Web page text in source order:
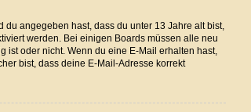
du angegeben hast, dass du unter 13 Jahre alt bist,
werden. Bei einigen Boards müssen alle neu
ist oder nicht. Wenn du eine E-Mail erhalten hast,
bist, dass deine E-Mail-Adresse korrekt